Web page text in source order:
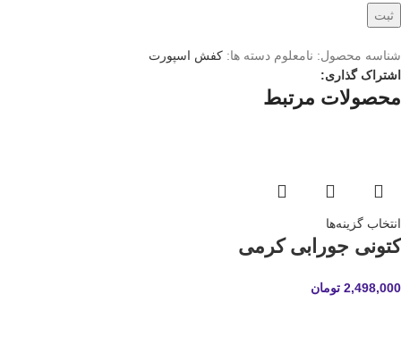
شناسه محصول: نامعلوم دسته ها: کفش اسپورت
اشتراک گذاری:
محصولات مرتبط
انتخاب گزینه‌ها
کتونی جورابی کرمی
2,498,000 تومان